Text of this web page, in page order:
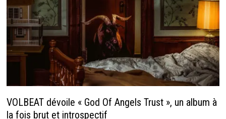
VOLBEAT dévoile « God Of Angels Trust », un album à
la fois brut et introspectif